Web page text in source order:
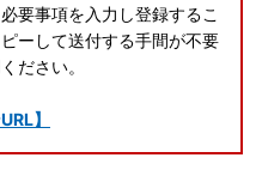
要事項を入力し登録するこ
ーして送付する手間が不要
ださい。
】